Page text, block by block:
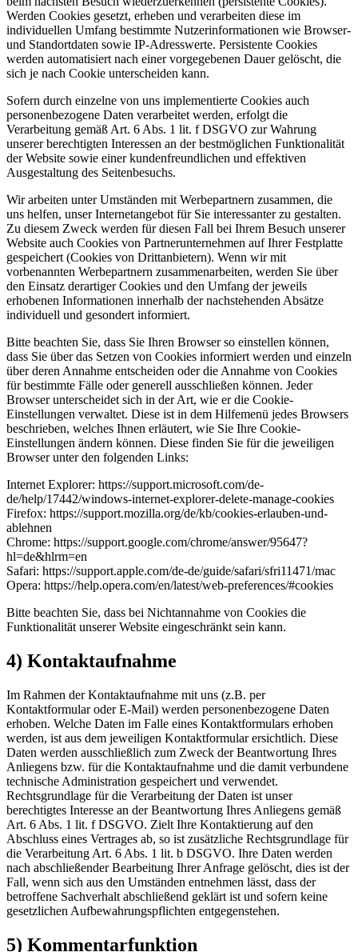
Werden Cookies gesetzt, erheben und verarbeiten diese im
individuellen Umfang bestimmte Nutzerinformationen wie Browser-
und Standortdaten sowie IP-Adresswerte. Persistente Cookies
werden automatisiert nach einer vorgegebenen Dauer gelöscht, die
sich je nach Cookie unterscheiden kann.
Sofern durch einzelne von uns implementierte Cookies auch
personenbezogene Daten verarbeitet werden, erfolgt die
Verarbeitung gemäß Art. 6 Abs. 1 lit. f DSGVO zur Wahrung
unserer berechtigten Interessen an der bestmöglichen Funktionalität
der Website sowie einer kundenfreundlichen und effektiven
Ausgestaltung des Seitenbesuchs.
Wir arbeiten unter Umständen mit Werbepartnern zusammen, die
uns helfen, unser Internetangebot für Sie interessanter zu gestalten.
Zu diesem Zweck werden für diesen Fall bei Ihrem Besuch unserer
Website auch Cookies von Partnerunternehmen auf Ihrer Festplatte
gespeichert (Cookies von Drittanbietern). Wenn wir mit
vorbenannten Werbepartnern zusammenarbeiten, werden Sie über
den Einsatz derartiger Cookies und den Umfang der jeweils
erhobenen Informationen innerhalb der nachstehenden Absätze
individuell und gesondert informiert.
Bitte beachten Sie, dass Sie Ihren Browser so einstellen können,
dass Sie über das Setzen von Cookies informiert werden und einzeln
über deren Annahme entscheiden oder die Annahme von Cookies
für bestimmte Fälle oder generell ausschließen können. Jeder
Browser unterscheidet sich in der Art, wie er die Cookie-
Einstellungen verwaltet. Diese ist in dem Hilfemenü jedes Browsers
beschrieben, welches Ihnen erläutert, wie Sie Ihre Cookie-
Einstellungen ändern können. Diese finden Sie für die jeweiligen
Browser unter den folgenden Links:
Internet Explorer: https://support.microsoft.com/de-
de/help/17442/windows-internet-explorer-delete-manage-cookies
Firefox: https://support.mozilla.org/de/kb/cookies-erlauben-und-
ablehnen
Chrome: https://support.google.com/chrome/answer/95647?
hl=de&hlrm=en
Safari: https://support.apple.com/de-de/guide/safari/sfri11471/mac
Opera: https://help.opera.com/en/latest/web-preferences/#cookies
Bitte beachten Sie, dass bei Nichtannahme von Cookies die
Funktionalität unserer Website eingeschränkt sein kann.
4) Kontaktaufnahme
Im Rahmen der Kontaktaufnahme mit uns (z.B. per
Kontaktformular oder E-Mail) werden personenbezogene Daten
erhoben. Welche Daten im Falle eines Kontaktformulars erhoben
werden, ist aus dem jeweiligen Kontaktformular ersichtlich. Diese
Daten werden ausschließlich zum Zweck der Beantwortung Ihres
Anliegens bzw. für die Kontaktaufnahme und die damit verbundene
technische Administration gespeichert und verwendet.
Rechtsgrundlage für die Verarbeitung der Daten ist unser
berechtigtes Interesse an der Beantwortung Ihres Anliegens gemäß
Art. 6 Abs. 1 lit. f DSGVO. Zielt Ihre Kontaktierung auf den
Abschluss eines Vertrages ab, so ist zusätzliche Rechtsgrundlage für
die Verarbeitung Art. 6 Abs. 1 lit. b DSGVO. Ihre Daten werden
nach abschließender Bearbeitung Ihrer Anfrage gelöscht, dies ist der
Fall, wenn sich aus den Umständen entnehmen lässt, dass der
betroffene Sachverhalt abschließend geklärt ist und sofern keine
gesetzlichen Aufbewahrungspflichten entgegenstehen.
5) Kommentarfunktion